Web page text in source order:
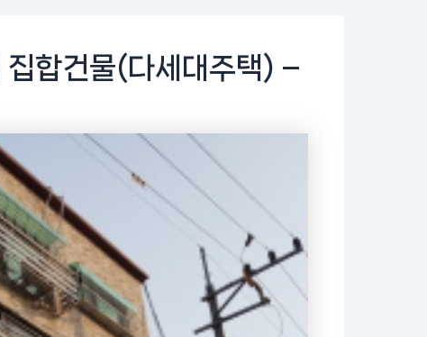
합건물(다세대주택) –